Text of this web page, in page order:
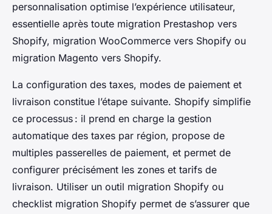
personnalisation optimise l’expérience utilisateur,
essentielle après toute migration Prestashop vers
Shopify, migration WooCommerce vers Shopify ou
migration Magento vers Shopify.
La configuration des taxes, modes de paiement et
livraison constitue l’étape suivante. Shopify simplifie
ce processus : il prend en charge la gestion
automatique des taxes par région, propose de
multiples passerelles de paiement, et permet de
configurer précisément les zones et tarifs de
livraison. Utiliser un outil migration Shopify ou
checklist migration Shopify permet de s’assurer que